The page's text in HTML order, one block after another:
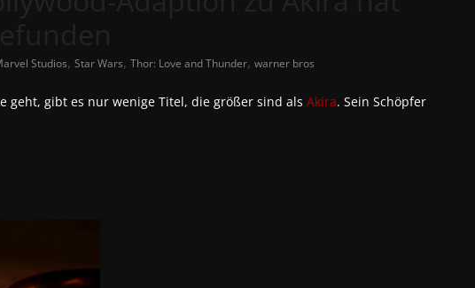
Studios, Star Wars, Thor: Love and Thunder, warner bros
geht, gibt es nur wenige Titel, die größer sind als Akira. Sein Schöpfer